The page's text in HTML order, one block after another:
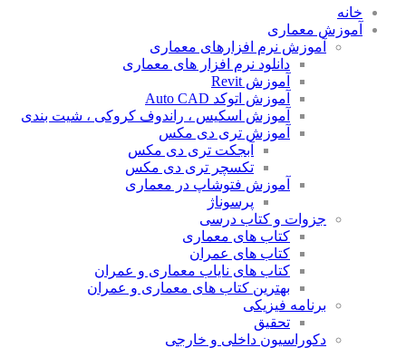
خانه
آموزش معماری
آموزش نرم افزارهای معماری
دانلود نرم افزار های معماری
آموزش Revit
آموزش اتوکد Auto CAD
آموزش اسکیس ، راندوف کروکی ، شیت بندی
آموزش تری دی مکس
آبجکت تری دی مکس
تکسچر تری دی مکس
آموزش فتوشاپ در معماری
پرسوناژ
جزوات و کتاب درسی
کتاب های معماری
کتاب های عمران
کتاب های نایاب معماری و عمران
بهترین کتاب های معماری و عمران
برنامه فیزیکی
تحقیق
دکوراسیون داخلی و خارجی